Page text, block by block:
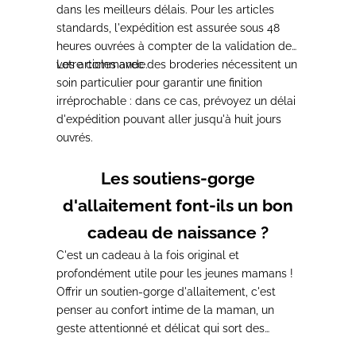
dans les meilleurs délais. Pour les articles
standards, l'expédition est assurée sous 48
heures ouvrées à compter de la validation de
votre commande.
Les articles avec des broderies nécessitent un
soin particulier pour garantir une finition
irréprochable : dans ce cas, prévoyez un délai
d'expédition pouvant aller jusqu'à huit jours
ouvrés.
Les soutiens-gorge
d'allaitement font-ils un bon
cadeau de naissance ?
C'est un cadeau à la fois original et
profondément utile pour les jeunes mamans !
Offrir un soutien-gorge d'allaitement, c'est
penser au confort intime de la maman, un
geste attentionné et délicat qui sort des